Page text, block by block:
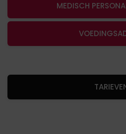
MEDISCH